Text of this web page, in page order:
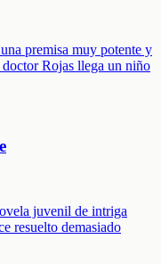
premisa muy potente y
doctor Rojas llega un niño
juvenil de intriga
resuelto demasiado